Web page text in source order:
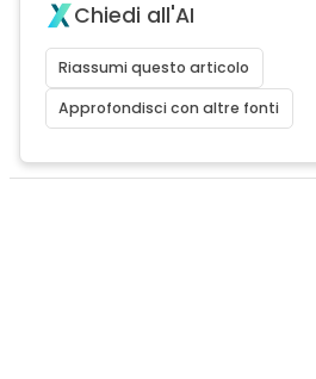
Chiedi all'AI
Riassumi questo articolo
Approfondisci con altre fonti